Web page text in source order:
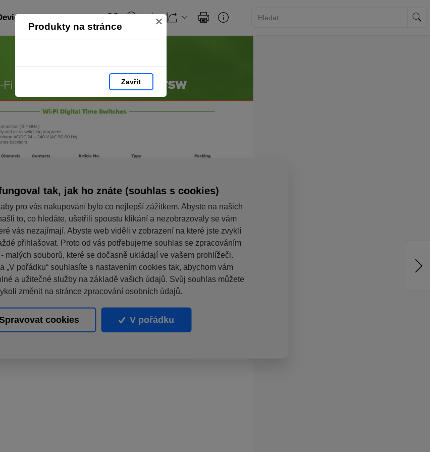
Produkty na stránce ×
Zavřít
strana 226
tak, jak ho znáte (souhlas s cookies)
pro vás nakupování bylo co nejlepší zážitkem. Abyste na našich
to, co hledáte, ušetřili spoustu klikání a nezobrazovaly se vám
vás nezajímají. Abyste web viděli v zobrazení na které jste zvyklí
přihlašovat. Proto od vás potřebujeme souhlas se zpracováním
malých souborů, které se dočasně ukládají ve vašem prohlížeči.
„V pořádku“ souhlasíte s nastavením cookies tak, abychom vám
a užitečné služby na základě vašich údajů. Svůj souhlas můžete
změnit na stránce zpracování osobních údajů.
cookies V pořádku